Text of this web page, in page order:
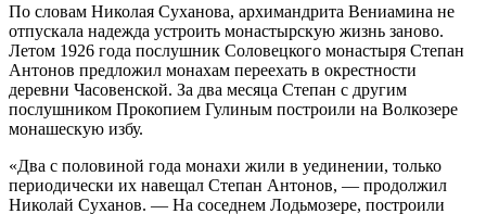
По словам Николая Суханова, архимандрита Вениамина не
отпускала надежда устроить монастырскую жизнь заново.
Летом 1926 года послушник Соловецкого монастыря Степан
Антонов предложил монахам переехать в окрестности
деревни Часовенской. За два месяца Степан с другим
послушником Прокопием Гулиным построили на Волкозере
монашескую избу.
«Два с половиной года монахи жили в уединении, только
периодически их навещал Степан Антонов, — продолжил
Николай Суханов. — На соседнем Лодьмозере, построили